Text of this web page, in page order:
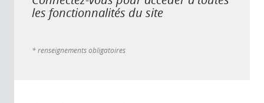
les fonctionnalités du site
* renseignements obligatoires